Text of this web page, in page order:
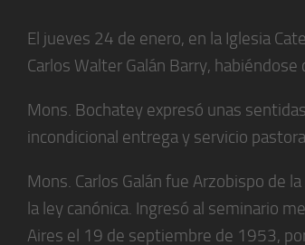
El jueves 24 de enero, en la Iglesia
Carlos Walter Galán Barry,
Mons. Bochatey expresó unas
incondicional entrega y servicio
Mons. Carlos Galán fue Arzobispo de
la ley canónica. Ingresó al seminario
Aires el 19 de septiembre de 1953,